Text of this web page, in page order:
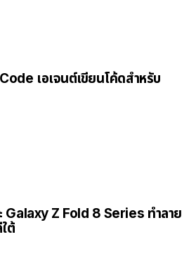
เอเจนต์เขียนโค้ดสำหรับ
Galaxy Z Fold 8 Series ทำลาย
ต้